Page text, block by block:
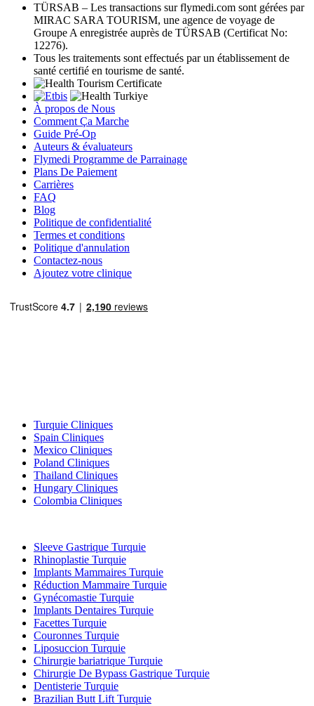
TÜRSAB – Les transactions sur flymedi.com sont gérées par
MIRAC SARA TOURISM, une agence de voyage de
Groupe A enregistrée auprès de TÜRSAB (Certificat No:
12276).
Tous les traitements sont effectués par un établissement de
santé certifié en tourisme de santé.
À propos de Nous
Comment Ça Marche
Guide Pré-Op
Auteurs & évaluateurs
Flymedi Programme de Parrainage
Plans De Paiement
Carrières
FAQ
Blog
Politique de confidentialité
Termes et conditions
Politique d'annulation
Contactez-nous
Ajoutez votre clinique
Turquie Cliniques
Spain Cliniques
Mexico Cliniques
Poland Cliniques
Thailand Cliniques
Hungary Cliniques
Colombia Cliniques
Sleeve Gastrique Turquie
Rhinoplastie Turquie
Implants Mammaires Turquie
Réduction Mammaire Turquie
Gynécomastie Turquie
Implants Dentaires Turquie
Facettes Turquie
Couronnes Turquie
Liposuccion Turquie
Chirurgie bariatrique Turquie
Chirurgie De Bypass Gastrique Turquie
Dentisterie Turquie
Brazilian Butt Lift Turquie